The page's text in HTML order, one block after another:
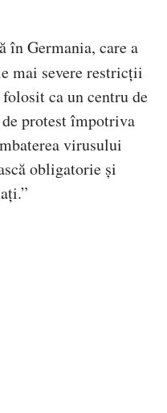
în Germania, care a
mai severe restricții
ca un centru de
protest împotriva
virusului
obligatorie și